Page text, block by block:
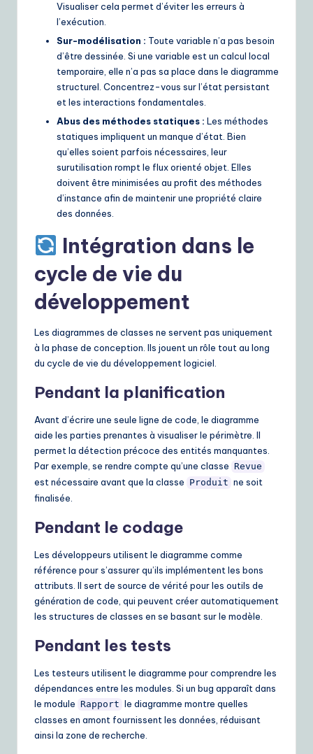
Visualiser cela permet d’éviter les erreurs à
l’exécution.
Sur-modélisation : Toute variable n’a pas besoin
d’être dessinée. Si une variable est un calcul local
temporaire, elle n’a pas sa place dans le diagramme
structurel. Concentrez-vous sur l’état persistant
et les interactions fondamentales.
Abus des méthodes statiques : Les méthodes
statiques impliquent un manque d’état. Bien
qu’elles soient parfois nécessaires, leur
surutilisation rompt le flux orienté objet. Elles
doivent être minimisées au profit des méthodes
d’instance afin de maintenir une propriété claire
des données.
Intégration dans le
cycle de vie du
développement
Les diagrammes de classes ne servent pas uniquement
à la phase de conception. Ils jouent un rôle tout au long
du cycle de vie du développement logiciel.
Pendant la planification
Avant d’écrire une seule ligne de code, le diagramme
aide les parties prenantes à visualiser le périmètre. Il
permet la détection précoce des entités manquantes.
Par exemple, se rendre compte qu’une classe Revue
est nécessaire avant que la classe Produit ne soit
finalisée.
Pendant le codage
Les développeurs utilisent le diagramme comme
référence pour s’assurer qu’ils implémentent les bons
attributs. Il sert de source de vérité pour les outils de
génération de code, qui peuvent créer automatiquement
les structures de classes en se basant sur le modèle.
Pendant les tests
Les testeurs utilisent le diagramme pour comprendre les
dépendances entre les modules. Si un bug apparaît dans
le module Rapport le diagramme montre quelles
classes en amont fournissent les données, réduisant
ainsi la zone de recherche.